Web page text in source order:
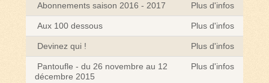
Abonnements saison 2016 - 2017 Plus d'infos
Aux 100 dessous Plus d'infos
Devinez qui ! Plus d'infos
Pantoufle - du 26 novembre au 12
décembre 2015
Plus d'infos